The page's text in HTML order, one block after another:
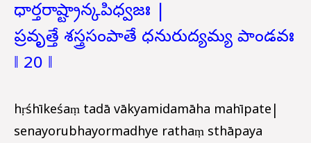
ధార్తరాష్ట్రాన్కపిధ్వజః |
ప్రవృత్తే శస్త్రసంపాతే ధనురుద్యమ్య పాండవః
‖ 20 ‖
hṛśhīkeśaṃ tadā vākyamidamāha mahīpate|
senayorubhayormadhye rathaṃ sthāpaya